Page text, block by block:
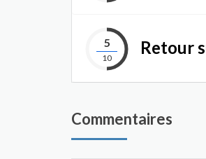
5
10
Retour
Commentaires